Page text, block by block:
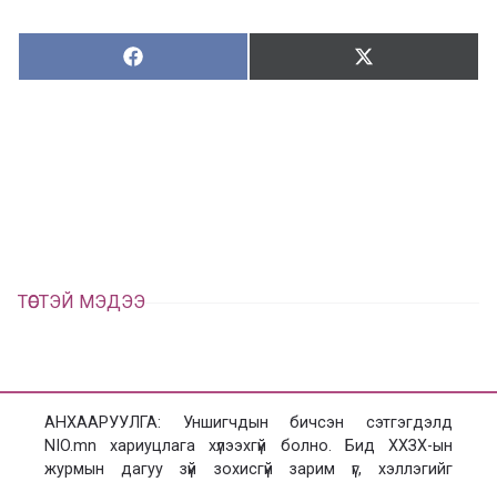
Хуваалцах:
Х
у
Түгээх:
Т
ТӨСТЭЙ МЭДЭЭ
АНХААРУУЛГА: Уншигчдын бичсэн сэтгэгдэлд
NIO.mn хариуцлага хүлээхгүй болно. Бид ХХЗХ-ын
журмын дагуу зүй зохисгүй зарим үг, хэллэгийг